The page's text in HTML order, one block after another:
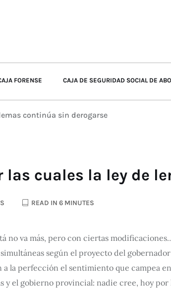
FORENSE CAJA DE SEGURIDAD SOCIAL DE
continúa sin derogarse
las cuales la ley de
READ IN 6 MINUTES
no va más, pero con ciertas
según el proyecto del
a la perfección el sentimiento que campea
y el gobierno provincial: nadie cree, hoy